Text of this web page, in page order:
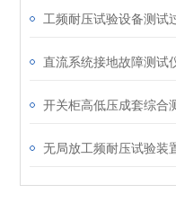
工频耐压试验设备测试